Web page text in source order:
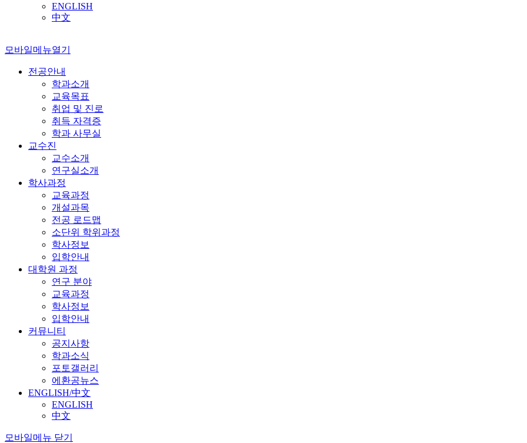
ENGLISH
中文
모바일메뉴열기
전공안내
학과소개
교육목표
취업 및 진로
취득 자격증
학과 사무실
교수진
교수소개
연구실소개
학사과정
교육과정
개설과목
전공 로드맵
소단위 학위과정
학사정보
입학안내
대학원 과정
연구 분야
교육과정
학사정보
입학안내
커뮤니티
공지사항
학과소식
포토갤러리
에환공뉴스
ENGLISH/中文
ENGLISH
中文
모바일메뉴 닫기